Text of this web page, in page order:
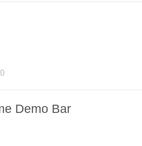
Demo Bar